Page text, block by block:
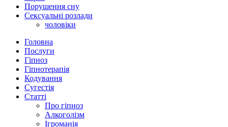
Порушення сну
Сексуальні розлади
чоловіки
Головна
Послуги
Гіпноз
Гіпнотерапія
Кодування
Сугестія
Статті
Про гіпноз
Алкоголізм
Ігроманія